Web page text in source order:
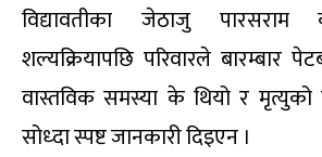
विद्यावतीका जेठाजु पारसराम
शल्यक्रियापछि परिवारले बारम्बार
वास्तविक समस्या के थियो र
सोध्दा स्पष्ट जानकारी दिइएन ।